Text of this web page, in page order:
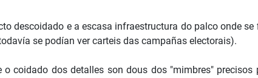
descoidado e a escasa infraestructura do palco onde
se podían ver carteis das campañas electorais).
o coidado dos detalles son dous dos "mimbres"